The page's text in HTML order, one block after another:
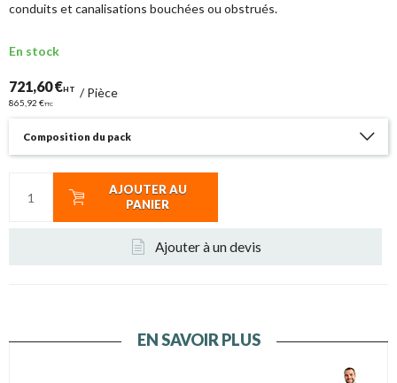
conduits et canalisations bouchées ou obstrués.
En stock
721,60 €HT
865,92 €TTC
/Pièce
Composition du pack
AJOUTER AU
PANIER
Ajouter à un devis
EN SAVOIR PLUS